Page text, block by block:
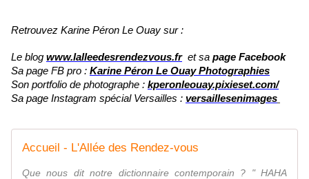
Retrouvez Karine Péron Le Ouay sur :
Le blog www.lalleedesrendezvous.fr et sa page Facebook
Sa page FB pro : Karine Péron Le Ouay Photographies
Son portfolio de photographe : kperonleouay.pixieset.com/
Sa page Instagram spécial Versailles : versaillesenimages
Accueil - L'Allée des Rendez-vous
Que nous dit notre dictionnaire contemporain ? " HAHA